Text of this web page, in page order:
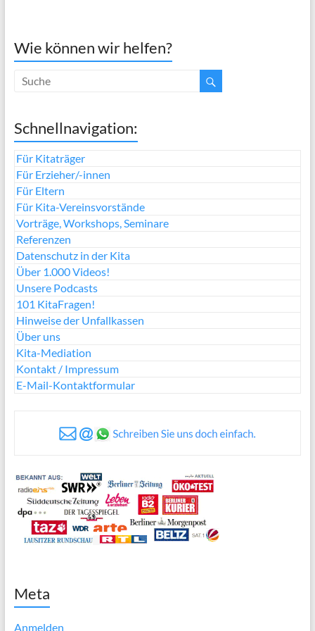
Wie können wir helfen?
Schnellnavigation:
Für Kitaträger
Für Erzieher/-innen
Für Eltern
Für Kita-Vereinsvorstände
Vorträge, Workshops, Seminare
Referenzen
Datenschutz in der Kita
Über 1.000 Videos!
Unsere Podcasts
101 KitaFragen!
Hinweise der Unfallkassen
Über uns
Kita-Mediation
Kontakt / Impressum
E-Mail-Kontaktformular
Meta
Anmelden